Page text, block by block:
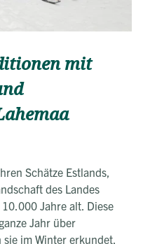
mit
Schätze Estlands,
des Landes
Jahre alt. Diese
Jahr über
im Winter erkundet,